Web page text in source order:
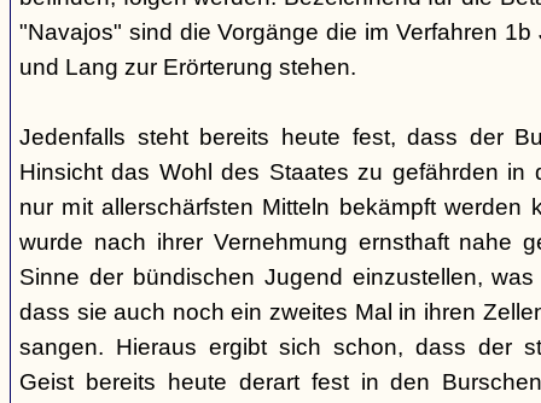
"Navajos" sind die Vorgänge die im Verfahren
und Lang zur Erörterung stehen.
Jedenfalls steht bereits heute fest, dass der
Hinsicht das Wohl des Staates zu gefährden in
nur mit allerschärfsten Mitteln bekämpft werden
wurde nach ihrer Vernehmung ernsthaft nahe
Sinne der bündischen Jugend einzustellen,
dass sie auch noch ein zweites Mal in ihren
sangen. Hieraus ergibt sich schon, dass der
Geist bereits heute derart fest in den